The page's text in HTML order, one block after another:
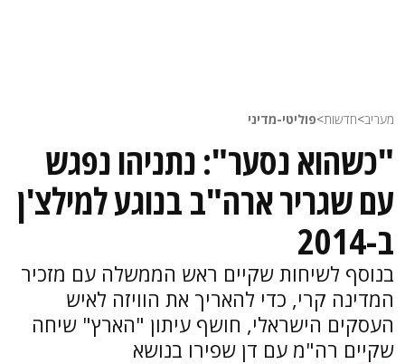
מעריב>חדשות>פוליטי-מדיני
"כשהוא נסער": נתניהו נפגש
עם שגריר ארה"ב בנוגע למילצ'ן
ב-2014
בנוסף לשיחות שקיים ראש הממשלה עם מזכיר
המדינה קרי, כדי להאריך את הוויזה לאיש
העסקים הישראלי, חושף עיתון "הארץ" שיחה
שקיים רה"מ עם דן שפירו בנושא